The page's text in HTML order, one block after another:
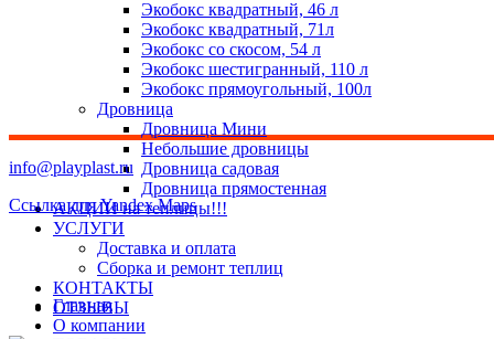
Экобокс квадратный, 46 л
Экобокс квадратный, 71л
Экобокс со скосом, 54 л
Экобокс шестигранный, 110 л
Экобокс прямоугольный, 100л
Дровница
Дровница Мини
Небольшие дровницы
Дровница садовая
Дровница прямостенная
АКЦИИ на теплицы!!!
УСЛУГИ
Доставка и оплата
Сборка и ремонт теплиц
КОНТАКТЫ
ОТЗЫВЫ
info@playplast.ru
Ссылка для Yandex Maps
Главная
О компании